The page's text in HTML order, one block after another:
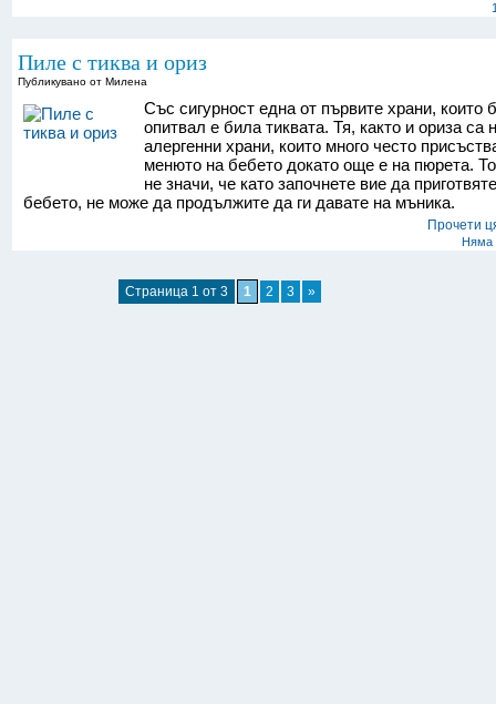
Пиле с тиква и ориз
Публикувано от Милена
Със сигурност една от първите храни, които
опитвал е била тиквата. Тя, както и ориза са
алергенни храни, които много често
менюто на бебето докато още е на пюрета.
не значи, че като започнете вие да
бебето, не може да продължите да ги давате на мъника.
Прочети
Няма
Страница 1 от 3 1 2 3 »